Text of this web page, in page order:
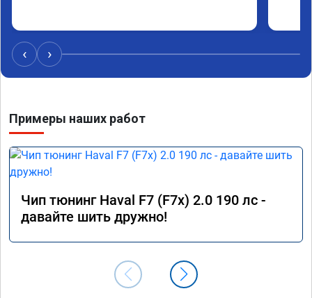
‹ ›
Примеры наших работ
Чип тюнинг Haval F7 (F7x) 2.0 190 лс -
давайте шить дружно!